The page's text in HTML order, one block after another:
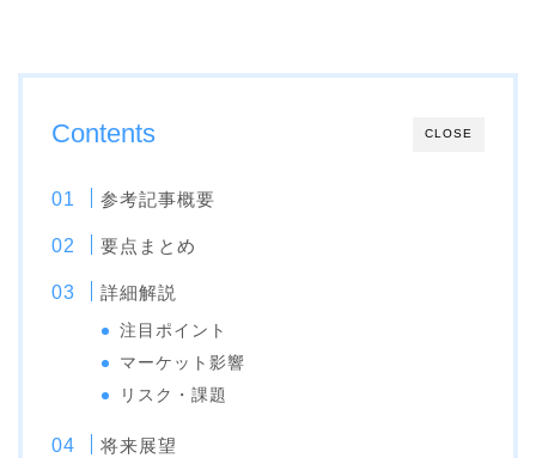
CLOSE
Contents
参考記事概要
要点まとめ
詳細解説
注目ポイント
マーケット影響
リスク・課題
将来展望